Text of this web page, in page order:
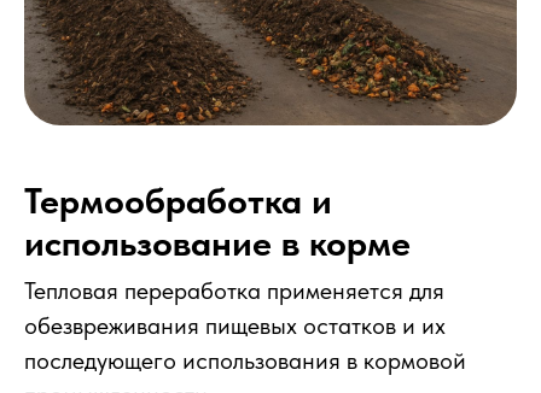
Термообработка и
использование в корме
Тепловая переработка применяется для
обезвреживания пищевых остатков и их
последующего использования в кормовой